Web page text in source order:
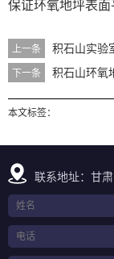
保证环氧地坪表面
上一条 积石山实验
下一条 积石山环氧
本文标签：
联系地址：甘